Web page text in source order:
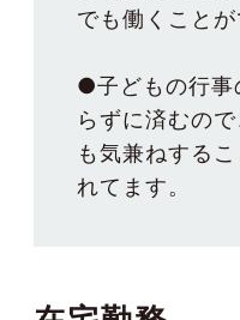
でも働くことが
●子どもの行事
らずに済むの
も気兼ねする
れてます。